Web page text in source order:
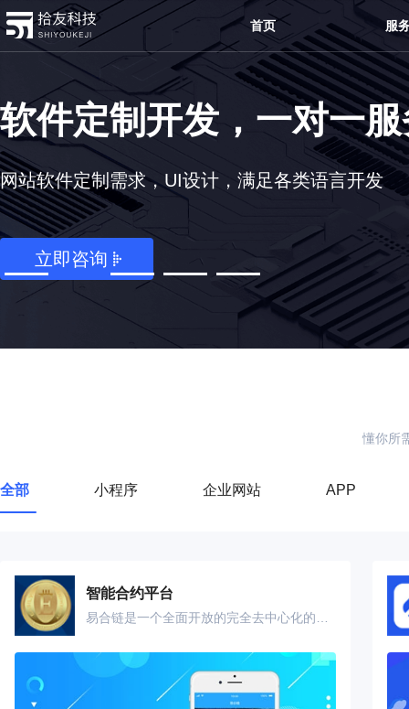
首页 服
懂你所
全部 小程序 企业网站 APP
智能合约平台
易合链是一个全面开放的完全去中心化的智能合约平台。主链拥有大数据账户，子链完成应用场景，支付场景和支付宝，不同的是，EAC是基于区块链技术开发，用户之间能顺利实现点对点交易/支付/跨境转账/换汇中心等等，且没有任何手续费。